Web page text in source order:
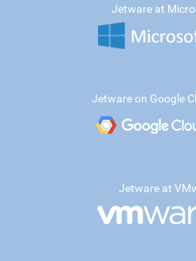
Jetware at
Jetware on Google
Jetware at